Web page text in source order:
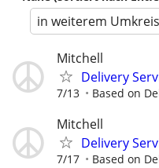
in weiterem
Mitchell
Delivery
7/13 Based on
Mitchell
Delivery
7/17 Based on